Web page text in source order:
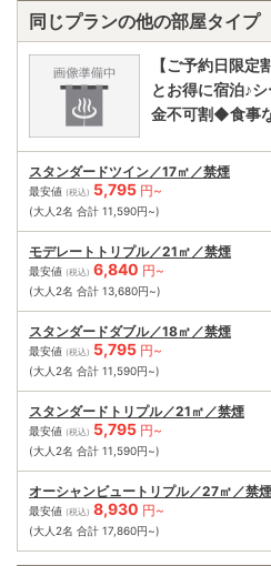
同じプランの他の部屋タイプ
【ご予約日限定
とお得に宿泊♪
金不可割◆食事
スタンダードツイン／17㎡／禁煙
最安値 (税込) 5,795 円~
(大人2名 合計 11,590円~)
モデレートトリプル／21㎡／禁煙
最安値 (税込) 6,840 円~
(大人2名 合計 13,680円~)
スタンダードダブル／18㎡／禁煙
最安値 (税込) 5,795 円~
(大人2名 合計 11,590円~)
スタンダードトリプル／21㎡／禁煙
最安値 (税込) 5,795 円~
(大人2名 合計 11,590円~)
オーシャンビュートリプル／27㎡／禁煙
最安値 (税込) 8,930 円~
(大人2名 合計 17,860円~)